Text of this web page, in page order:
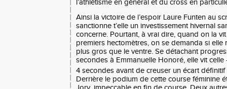
l’athlétisme en général et du cross en
Ainsi la victoire de l’espoir Laure Funten au
sanctionne t’elle un investissement hivernal
concerne. Pourtant, à vrai dire, quand on la
premiers hectomètres, on se demanda si elle
plus gros que le ventre. Se détachant
secondes à Emmanuelle Honoré, elle vit
4 secondes avant de creuser un écart
Derrière le podium de cette course féminine